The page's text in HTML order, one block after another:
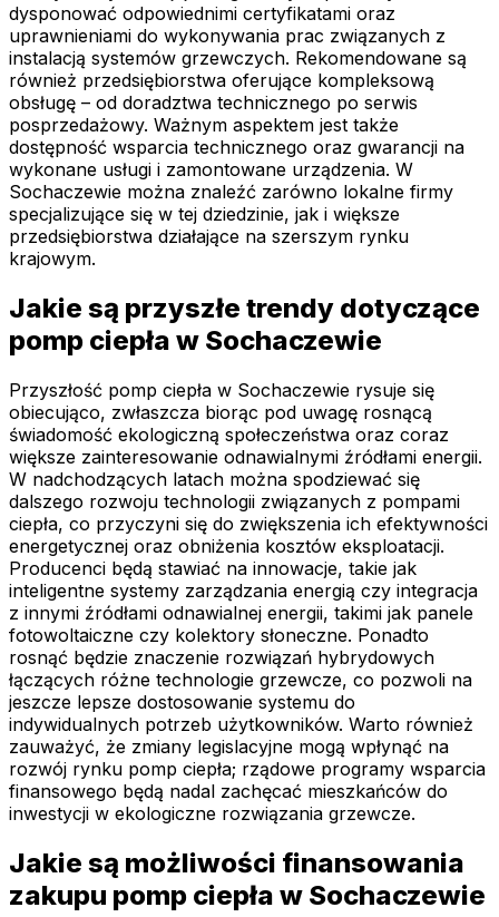
dysponować odpowiednimi certyfikatami oraz
uprawnieniami do wykonywania prac związanych z
instalacją systemów grzewczych. Rekomendowane są
również przedsiębiorstwa oferujące kompleksową
obsługę – od doradztwa technicznego po serwis
posprzedażowy. Ważnym aspektem jest także
dostępność wsparcia technicznego oraz gwarancji na
wykonane usługi i zamontowane urządzenia. W
Sochaczewie można znaleźć zarówno lokalne firmy
specjalizujące się w tej dziedzinie, jak i większe
przedsiębiorstwa działające na szerszym rynku
krajowym.
Jakie są przyszłe trendy dotyczące
pomp ciepła w Sochaczewie
Przyszłość pomp ciepła w Sochaczewie rysuje się
obiecująco, zwłaszcza biorąc pod uwagę rosnącą
świadomość ekologiczną społeczeństwa oraz coraz
większe zainteresowanie odnawialnymi źródłami energii.
W nadchodzących latach można spodziewać się
dalszego rozwoju technologii związanych z pompami
ciepła, co przyczyni się do zwiększenia ich efektywności
energetycznej oraz obniżenia kosztów eksploatacji.
Producenci będą stawiać na innowacje, takie jak
inteligentne systemy zarządzania energią czy integracja
z innymi źródłami odnawialnej energii, takimi jak panele
fotowoltaiczne czy kolektory słoneczne. Ponadto
rosnąć będzie znaczenie rozwiązań hybrydowych
łączących różne technologie grzewcze, co pozwoli na
jeszcze lepsze dostosowanie systemu do
indywidualnych potrzeb użytkowników. Warto również
zauważyć, że zmiany legislacyjne mogą wpłynąć na
rozwój rynku pomp ciepła; rządowe programy wsparcia
finansowego będą nadal zachęcać mieszkańców do
inwestycji w ekologiczne rozwiązania grzewcze.
Jakie są możliwości finansowania
zakupu pomp ciepła w Sochaczewie